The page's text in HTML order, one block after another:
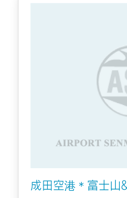
成田空港＊富士山